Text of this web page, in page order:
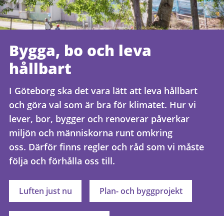
Bygga, bo och leva
hållbart
I Göteborg ska det vara lätt att leva hållbart
och göra val som är bra för klimatet. Hur vi
lever, bor, bygger och renoverar påverkar
miljön och människorna runt omkring
oss. Därför finns regler och råd som vi måste
följa och förhålla oss till.
Luften just nu Plan- och byggprojekt